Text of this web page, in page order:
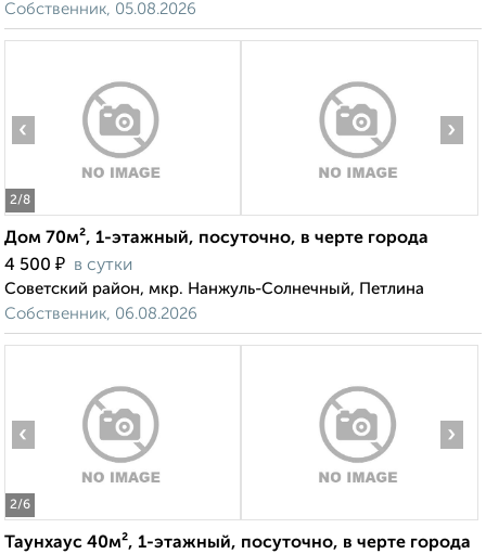
Собственник, 05.08.2026
2/8
‹ ›
Дом 70м², 1-этажный, посуточно, в черте города
4 500 ₽ в сутки
Советский район, мкр. Нанжуль-Солнечный, Петлина
Собственник, 06.08.2026
2/6
‹ ›
Таунхаус 40м², 1-этажный, посуточно, в черте города